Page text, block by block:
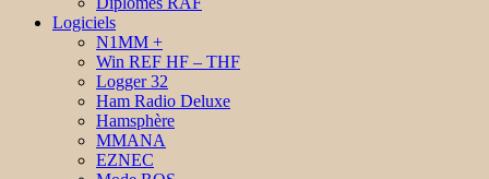
Logiciels
N1MM +
Win REF HF – THF
Logger 32
Ham Radio Deluxe
Hamsphère
MMANA
EZNEC